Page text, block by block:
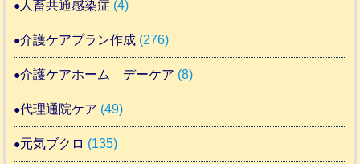
人畜共通感染症 (4)
介護ケアプラン作成 (276)
介護ケアホーム デーケア (8)
代理通院ケア (49)
元気ブクロ (135)